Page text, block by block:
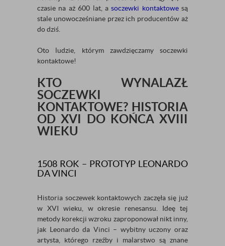
czasie na aż 600 lat, asoczewki kontaktowesą
stale unowocześniane przez ich producentów aż
do dziś.
Oto ludzie, którym zawdzięczamy soczewki
kontaktowe!
KTO WYNALAZŁ
SOCZEWKI
KONTAKTOWE? HISTORIA
OD XVI DO KOŃCA XVIII
WIEKU
1508 ROK – PROTOTYP LEONARDO
DA VINCI
Historia soczewek kontaktowych zaczęła się już
w XVI wieku, w okresie renesansu. Ideę tej
metody korekcji wzroku zaproponował nikt inny,
jak Leonardo da Vinci – wybitny uczony oraz
artysta, którego rzeźby i malarstwo są znane